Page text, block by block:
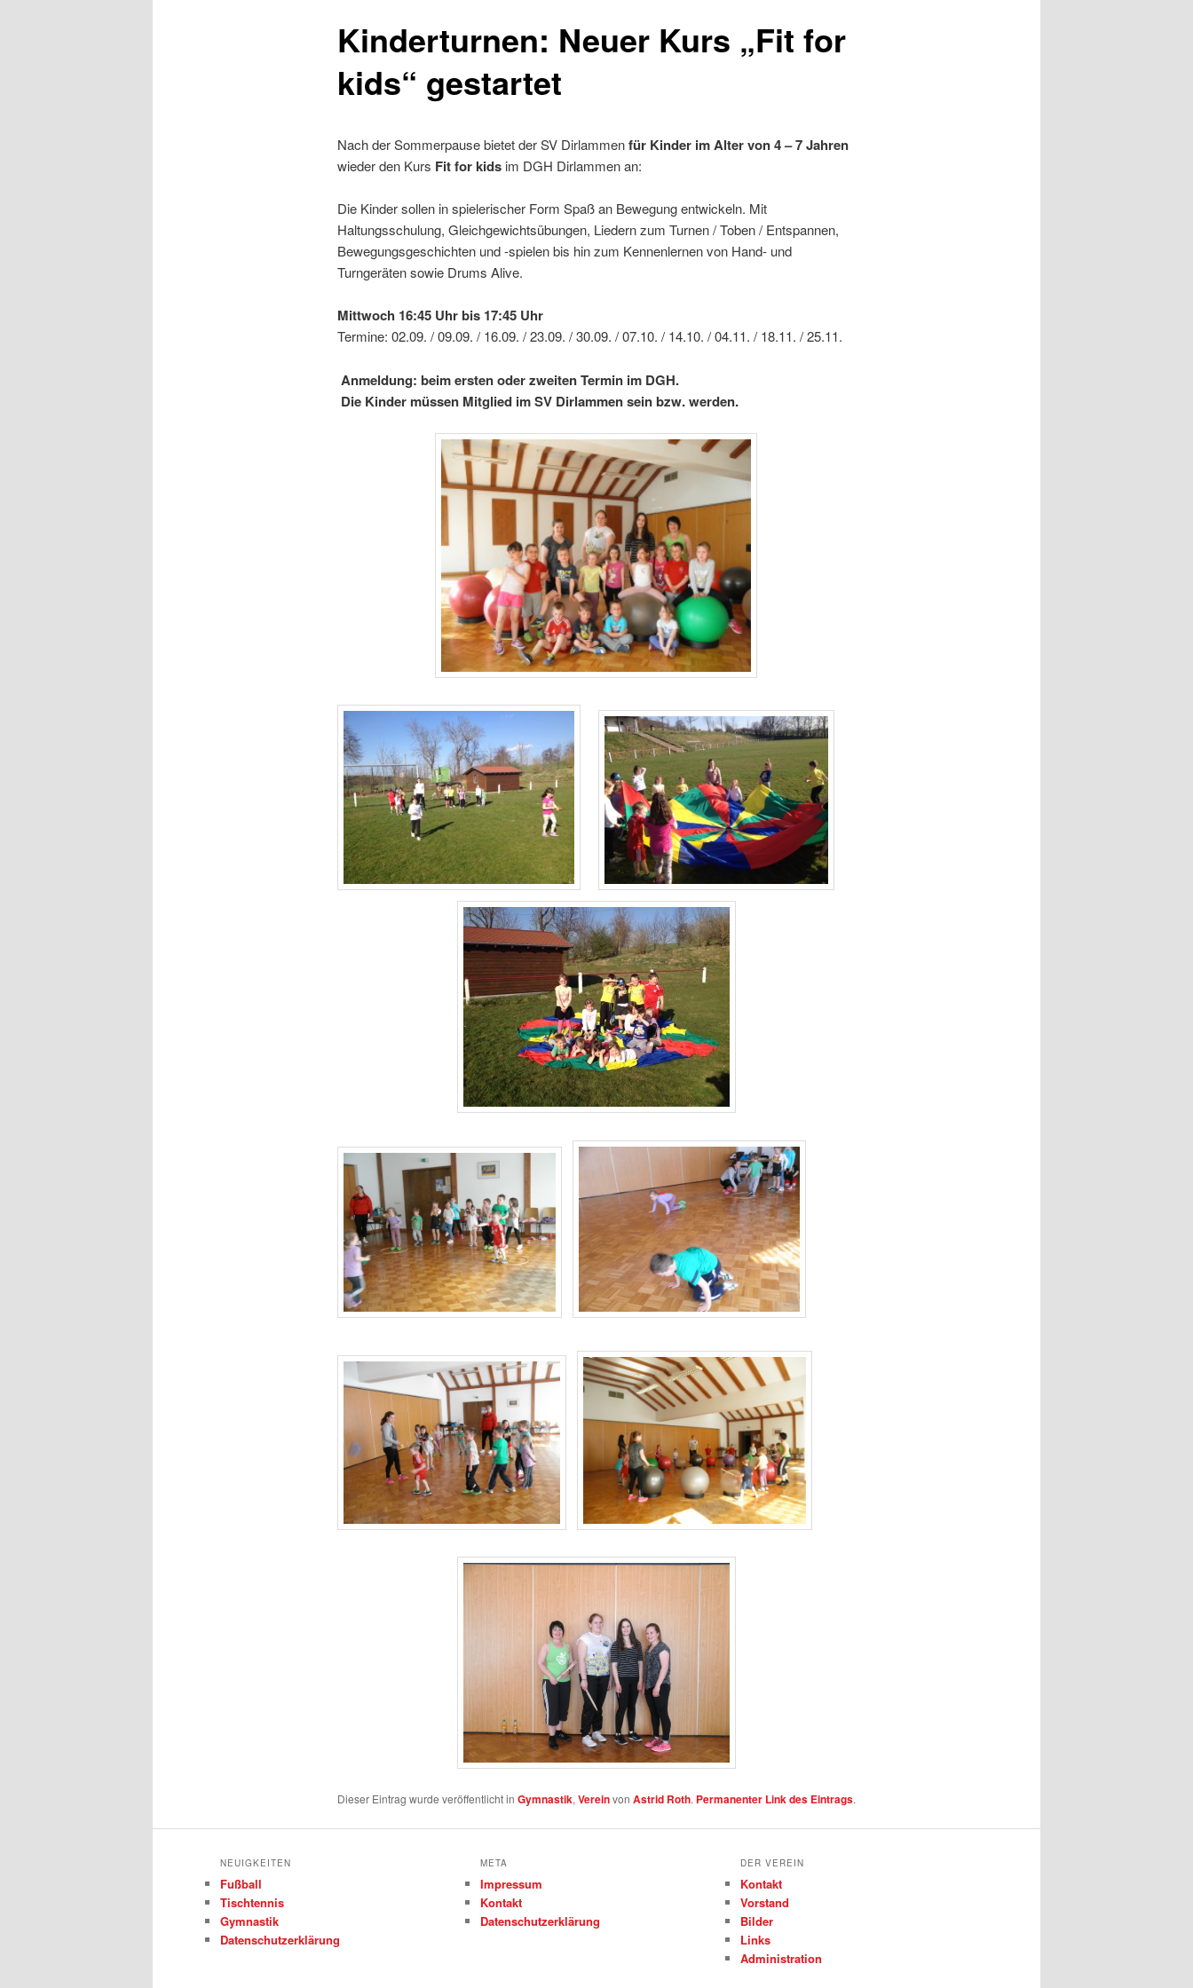
Kinderturnen: Neuer Kurs „Fit for
kids“ gestartet
Nach der Sommerpause bietet der SV Dirlammenfür Kinder im Alter von 4 – 7 Jahren
wieder den Kurs Fit for kidsim DGH Dirlammen an:
Die Kinder sollen in spielerischer Form Spaß an Bewegung entwickeln. Mit
Haltungsschulung, Gleichgewichtsübungen, Liedern zum Turnen / Toben / Entspannen,
Bewegungsgeschichten und -spielen bis hin zum Kennenlernen von Hand- und
Turngeräten sowie Drums Alive.
Mittwoch 16:45 Uhr bis 17:45 Uhr
Termine: 02.09. / 09.09. / 16.09. / 23.09. / 30.09. / 07.10. / 14.10. / 04.11. / 18.11. / 25.11.
Anmeldung: beim ersten oder zweiten Termin im DGH.
Die Kinder müssen Mitglied im SV Dirlammen sein bzw. werden.
Dieser Eintrag wurde veröffentlicht in Gymnastik, Vereinvon Astrid Roth. Permanenter Link des Eintrags.
NEUIGKEITEN
Fußball
Tischtennis
Gymnastik
Datenschutzerklärung
META
Impressum
Kontakt
Datenschutzerklärung
DER VEREIN
Kontakt
Vorstand
Bilder
Links
Administration